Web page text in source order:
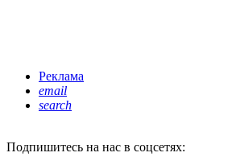
Реклама
email
search
Подпишитесь на нас в соцсетях: